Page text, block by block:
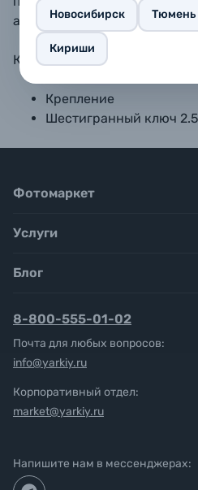
Новосибирск Тюмень
Кириши
алюминиевый сплав,
Комплектация:
Крепление
Шестигранный ключ
Фотомаркет
Услуги
Блог
8-800-555-01-02
Почта для любых вопросов:
info@yarkiy.ru
Корпоративный отдел:
market@yarkiy.ru
Напишите нам в мессенджерах: